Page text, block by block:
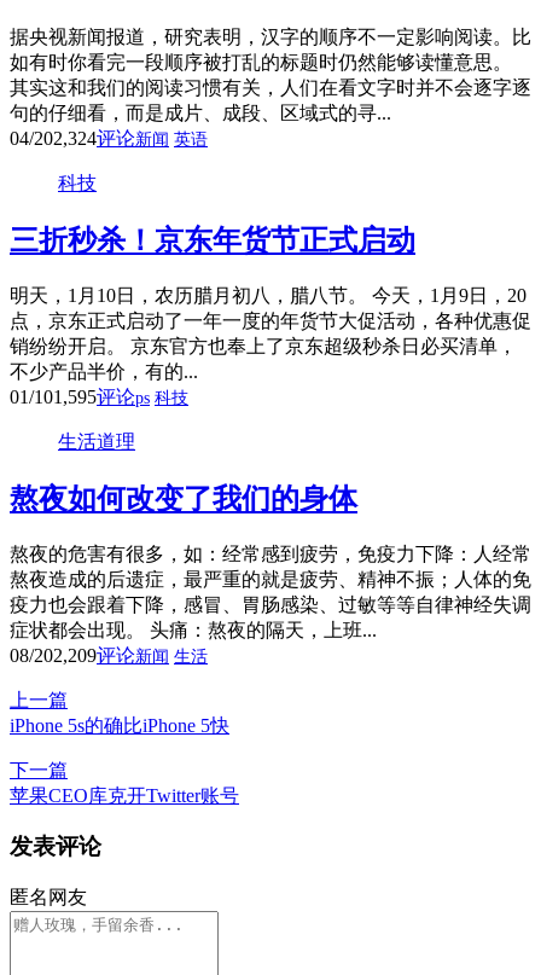
据央视新闻报道，研究表明，汉字的顺序不一定影响阅读。比
如有时你看完一段顺序被打乱的标题时仍然能够读懂意思。
其实这和我们的阅读习惯有关，人们在看文字时并不会逐字逐
句的仔细看，而是成片、成段、区域式的寻...
04/202,324评论新闻 英语
科技
三折秒杀！京东年货节正式启动
明天，1月10日，农历腊月初八，腊八节。 今天，1月9日，20
点，京东正式启动了一年一度的年货节大促活动，各种优惠促
销纷纷开启。 京东官方也奉上了京东超级秒杀日必买清单，
不少产品半价，有的...
01/101,595评论ps 科技
生活道理
熬夜如何改变了我们的身体
熬夜的危害有很多，如：经常感到疲劳，免疫力下降：人经常
熬夜造成的后遗症，最严重的就是疲劳、精神不振；人体的免
疫力也会跟着下降，感冒、胃肠感染、过敏等等自律神经失调
症状都会出现。 头痛：熬夜的隔天，上班...
08/202,209评论新闻 生活
上一篇
iPhone 5s的确比iPhone 5快
下一篇
苹果CEO库克开Twitter账号
发表评论
匿名网友